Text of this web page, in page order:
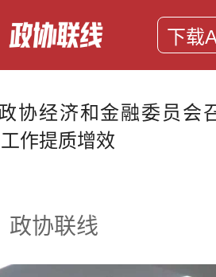
下载
协经济和金融委员会
作提质增效
政协联线